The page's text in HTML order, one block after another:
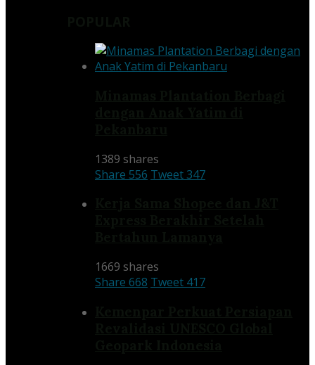
1389 shares
Share 556 Tweet347
1669 shares
Share 668 Tweet 417